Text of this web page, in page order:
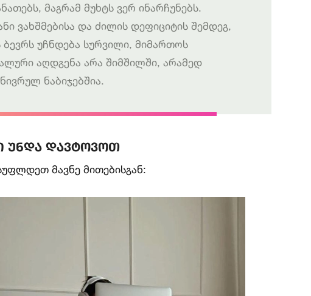
მაგრამ მუხტს ვერ ინარჩუნებს.
ვახშმებისა და ძილის დეფიციტის შემდეგ,
უჩნდება სურვილი, მიმართოს
აღდგენა არა შიმშილში, არამედ
ნაბიჯებშია.
უნდა დავტოვოთ
მავნე მითებისგან: